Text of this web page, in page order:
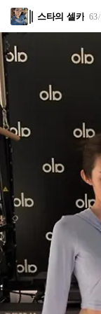
스타의 셀카 63/